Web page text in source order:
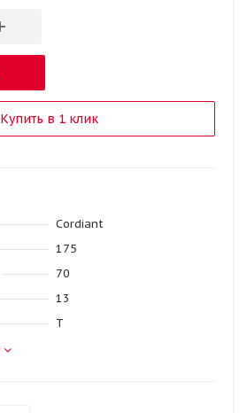
Купить в 1 клик
Cordiant
175
70
13
T